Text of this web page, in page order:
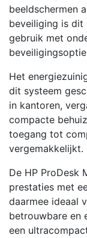
beeldschermen
beveiliging is dit
gebruik met
Het
dit systeem
in kantoren,
compacte
toegang tot
vergemakkelijkt.
De HP ProDesk
prestaties met
daarmee ideaal
betrouwbare en
een